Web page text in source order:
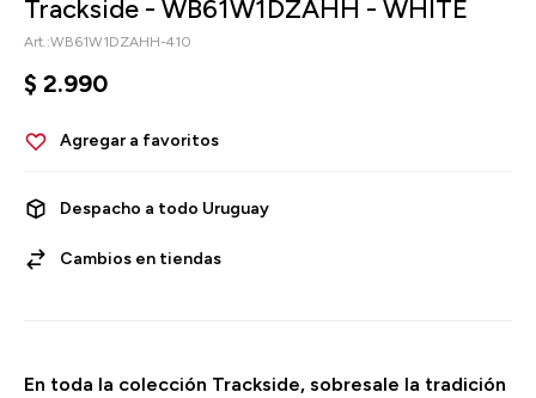
Trackside - WB61W1DZAHH - WHITE
WB61W1DZAHH-410
$ 2.990
Despacho a todo Uruguay
Cambios en tiendas
En toda la colección Trackside, sobresale la tradición